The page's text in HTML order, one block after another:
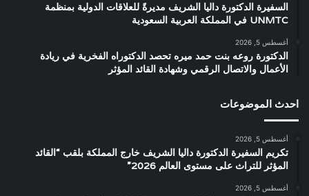
السفيرة الدكتورة داليا الشريف مديرةً للعلاقات الدولية بمنظمة
UNMTC في المملكة العربية السعودية
أغسطس 5, 2026
الدكتورة روعه بنت حمد ميره تحصد الدكتوراه الفخرية في ريادة
الأعمال والاتصال الرقمي وشهادة القائد المؤثر
احدث الموضوعات
أغسطس 5, 2026
تكريم السفيرة الدكتورة داليا الشريف خارج المملكة بلقب “القائد
المؤثر للتراث على مستوى العالم 2026”
أغسطس 5, 2026